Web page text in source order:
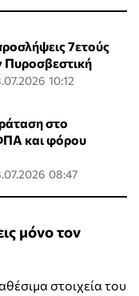
7ετούς
Πυροσβεστική
10:12
στο
και φόρου
08:47
μόνο τον
στοιχεία του